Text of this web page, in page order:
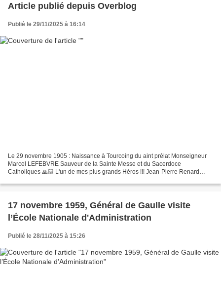
Article publié depuis Overblog
Publié le 29/11/2025 à 16:14
Le 29 novembre 1905 : Naissance à Tourcoing du aint prélat Monseigneur
Marcel LEFEBVRE Sauveur de la Sainte Messe et du Sacerdoce
Catholiques 🙏🏻 L'un de mes plus grands Héros !!! Jean-Pierre Renard
17 novembre 1959, Général de Gaulle visite
l’École Nationale d'Administration
Publié le 28/11/2025 à 15:26